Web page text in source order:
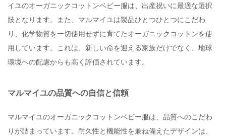
イユのオーガニックコットンベビー服は、出産祝いに最適な選択
肢となります。また、マルマイユは製品ひとつひとつにこだわ
り、化学物質を一切使用せずに育てたオーガニックコットンを使
用しています。これは、新しい命を迎える家族だけでなく、地球
環境への配慮からも高く評価されています。
マルマイユの品質への自信と信頼
マルマイユのオーガニックコットンベビー服は、品質へのこだわ
りが詰まっています。耐久性と機能性を兼ね備えたデザインは、